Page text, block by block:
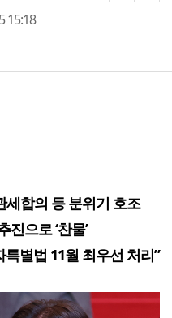
15:18
세합의 등 분위기 호조
진으로 ‘찬물’
별법 11월 최우선 처리”